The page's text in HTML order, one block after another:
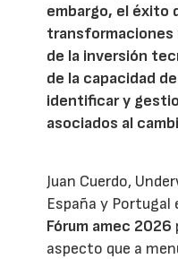
embargo, el éxito
transformaciones
de la inversión
de la capacidad
identificar y
asociados al
Juan Cuerdo,
España y Portugal
Fórum amec 2026
aspecto que a